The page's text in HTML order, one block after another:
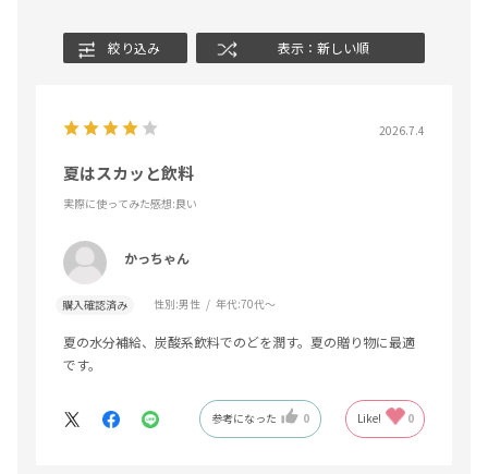
絞り込み 表示：新しい順
2026.7.4
夏はスカッと飲料
実際に使ってみた感想:良い
かっちゃん
購入確認済み 性別:男性 年代:70代～
夏の水分補給、炭酸系飲料でのどを潤す。夏の贈り物に最適
です。
参考になった 0 Like! 0